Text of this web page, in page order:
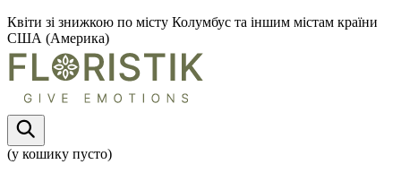
Квіти зі знижкою по місту Колумбус та іншим містам країни
США (Америка)
(у кошику пусто)